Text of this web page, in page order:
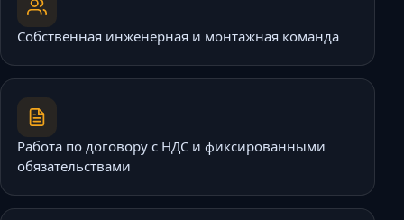
Собственная инженерная и монтажная команда
Работа по договору с НДС и фиксированными
обязательствами